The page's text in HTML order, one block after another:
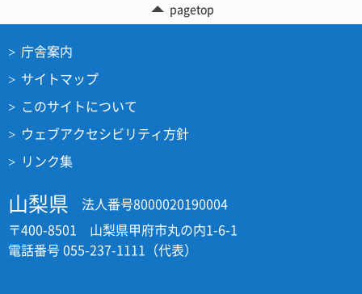
pagetop
庁舎案内
サイトマップ
このサイトについて
ウェブアクセシビリティ方針
リンク集
山梨県
法人番号8000020190004
〒400-8501 山梨県甲府市丸の内1-6-1
電話番号 055-237-1111（代表）